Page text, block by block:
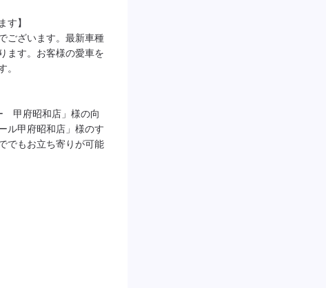
す】
ございます。最新車種
ます。お客様の愛車を
甲府昭和店」様の向
ル甲府昭和店」様のす
でもお立ち寄りが可能